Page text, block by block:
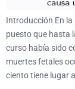
Introducción En la
puesto que hasta
curso había sido
muertes fetales
ciento tiene lugar